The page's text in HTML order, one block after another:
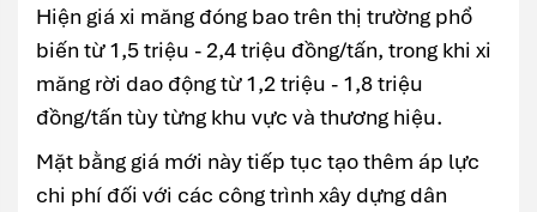
Hiện giá xi măng đóng bao trên thị trường phổ
biến từ 1,5 triệu - 2,4 triệu đồng/tấn, trong khi xi
măng rời dao động từ 1,2 triệu - 1,8 triệu
đồng/tấn tùy từng khu vực và thương hiệu.
Mặt bằng giá mới này tiếp tục tạo thêm áp lực
chi phí đối với các công trình xây dựng dân